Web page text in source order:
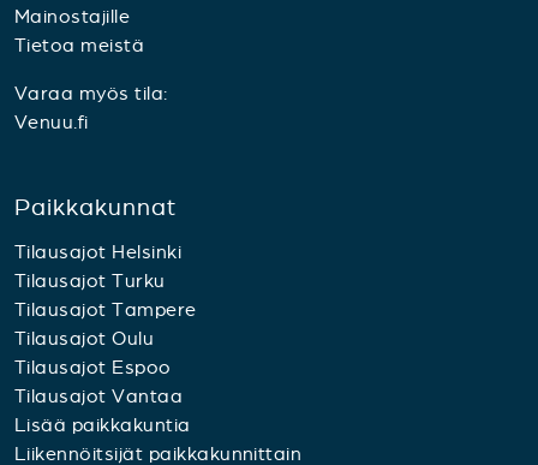
Mainostajille
Tietoa meistä
Varaa myös tila:
Venuu.fi
Paikkakunnat
Tilausajot Helsinki
Tilausajot Turku
Tilausajot Tampere
Tilausajot Oulu
Tilausajot Espoo
Tilausajot Vantaa
Lisää paikkakuntia
Liikennöitsijät paikkakunnittain